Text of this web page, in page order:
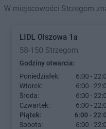
W miejscowości Strzegom
LIDL Olszowa 1a
58-150 Strzegom
Godziny otwarcia:
Poniedziałek:
6:00 -
Wtorek:
6:00 -
Środa:
6:00 -
Czwartek:
6:00 -
Piątek:
6:00 -
Sobota:
6:00 -